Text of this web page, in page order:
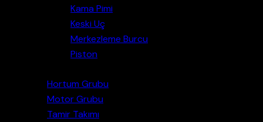
Kama Pimi
Keski Uç
Merkezleme Burcu
Piston
Hortum Grubu
Motor Grubu
Tamir Takımı